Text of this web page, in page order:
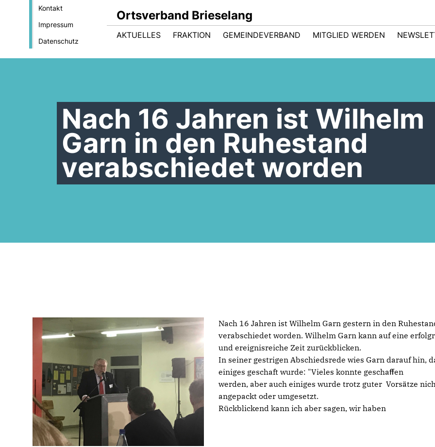
Kontakt
Impressum
Datenschutz
Ortsverband Brieselang
AKTUELLES FRAKTION GEMEINDEVERBAND MITGLIED WERDEN
Nach 16 Jahren ist Wilhelm
Garn in den Ruhestand
verabschiedet worden
Nach 16 Jahren ist Wilhelm Garn gestern in den
verabschiedet worden. Wilhelm Garn kann auf eine
und ereignisreiche Zeit zurückblicken.
In seiner gestrigen Abschiedsrede wies Garn darauf hin,
einiges geschaft wurde: "Vieles konnte geschaﬀen
werden, aber auch einiges wurde trotz guter Vorsätze
angepackt oder umgesetzt.
Rückblickend kann ich aber sagen, wir haben